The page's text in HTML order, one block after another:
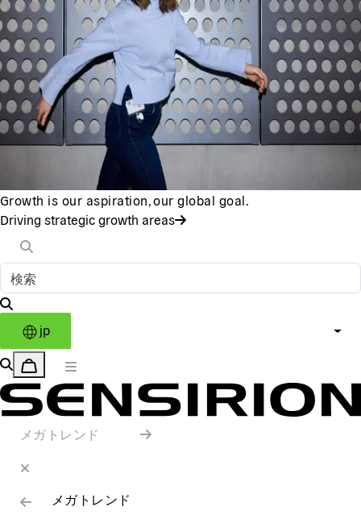
Growth is our aspiration, our global goal.
Driving strategic growth areas
jp
メガトレンド
メガトレンド